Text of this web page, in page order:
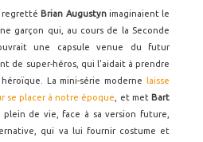
regretté Brian Augustyn imaginaient le
garçon qui, au cours de la Seconde
une capsule venue du futur
de super-héros, qui l'aidait à prendre
La mini-série moderne
laisse
se placer à notre époque
, et met Bart
de vie, face à sa version future,
qui va lui fournir costume et